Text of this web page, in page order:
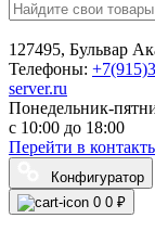
127495, Бульвар
Телефоны:
server.ru
Понедельник-
с 10:00 до 18:00
Перейти в
Конфигуратор
0 0 ₽